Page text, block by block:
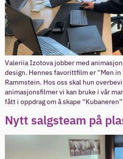
Valeriia Izotova jobber med
design. Hennes favorittfilm er “Men in
Rammstein. Hos oss skal hun
animasjonsfilmer vi kan bruke i vår
fått i oppdrag om å skape
Nytt salgsteam på